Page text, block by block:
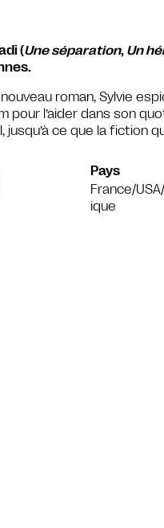
(Une séparation, Un
roman, Sylvie
pour l’aider dans son
ce que la fiction
Pays
France/
ique